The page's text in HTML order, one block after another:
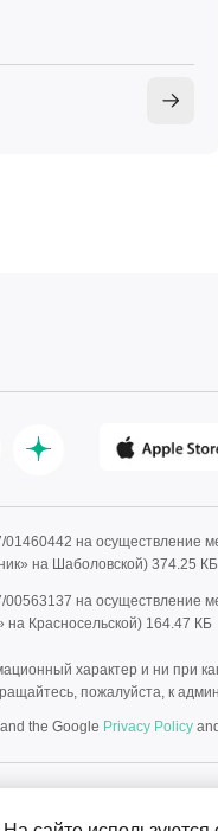
на осуществление
на Шаболовской) 374.25 КБ
на осуществление
на Красносельской) 164.47 КБ
характер и ни при
пожалуйста, к
the Google Privacy Policy and